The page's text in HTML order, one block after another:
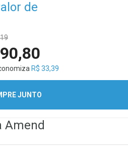
de
R$ 33,39
JUNTO
Amend